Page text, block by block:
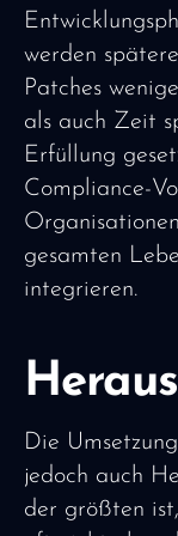
werden
Patches
als auch Zeit
Erfüllung
Compliance-
gesamten
integrieren.
Die
jedoch auch
der größten